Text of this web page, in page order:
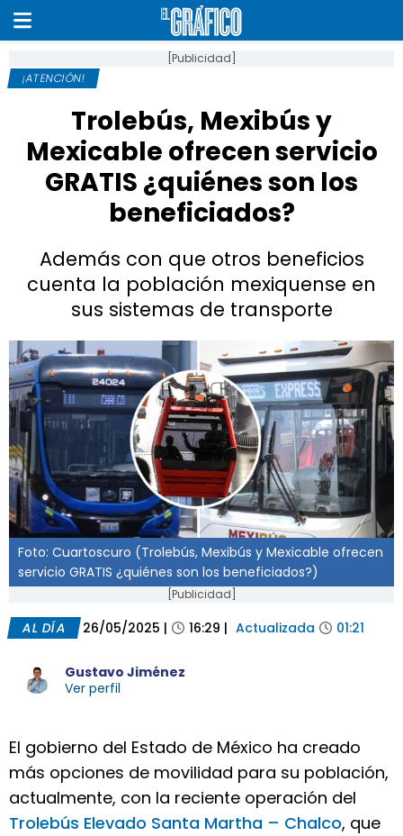
[Publicidad]
¡ATENCIÓN!
Trolebús, Mexibús y
Mexicable ofrecen servicio
GRATIS ¿quiénes son los
beneficiados?
Además con que otros beneficios
cuenta la población mexiquense en
sus sistemas de transporte
Foto: Cuartoscuro (Trolebús, Mexibús y Mexicable ofrecen
servicio GRATIS ¿quiénes son los beneficiados?)
[Publicidad]
AL DÍA 26/05/2025 | 16:29 | Actualizada 01:21
Gustavo Jiménez
Ver perfil
El gobierno del Estado de México ha creado
más opciones de movilidad para su población,
actualmente, con la reciente operación del
Trolebús Elevado Santa Martha – Chalco, que